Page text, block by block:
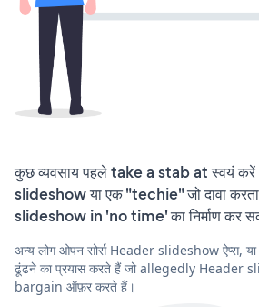
कुछ व्यवसाय पहले take a stab at स्वयं
slideshow या एक "techie" जो दावा
slideshow in 'no time' का निर्माण कर
अन्य लोग ओपन सोर्स Header slideshow ऐप्स,
ढूंढने का प्रयास करते हैं जो allegedly Header
bargain ऑफ़र करते हैं।